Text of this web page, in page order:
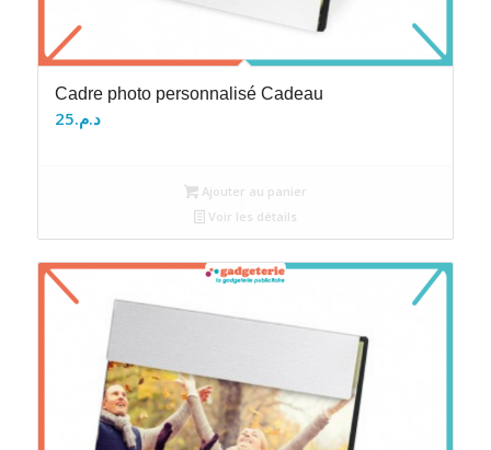
Cadre photo personnalisé Cadeau
د.م.25
Ajouter au panier
Voir les détails